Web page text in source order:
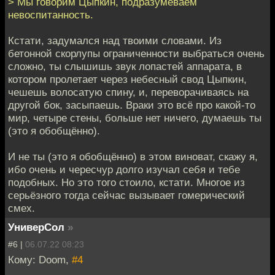
невоспитанность.
Кстати, задумался над твоими словами. Из
бетонной скорлупы ограниченности выбраться очень
сложно, ты слышишь звук лопастей аппарата, в
котором пролетает через небесный свод Цыпкин,
чешешь волосатую спину, и, переворачиваясь на
другой бок, засыпаешь. Враки это всё про какой-то
мир, четыре стены, больше нет ничего, думаешь ты
(это я обобщённо).
И не ты (это я обобщённо) в этом виноват, скажу я,
ибо очень и чересчур долго изучал себя и тебе
подобных. Но это того стоило, кстати. Многое из
серьёзного тогда сейчас вызывает гомерический
смех.
УниверСол »
#6 | 06.07.22 08:23
Кому: Doom, #4